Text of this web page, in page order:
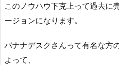
このノウハウ下克上って過去に
ージョンになります。
バナナデスクさんって有名な方
よって、